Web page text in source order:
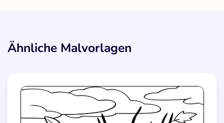
Ähnliche Malvorlagen